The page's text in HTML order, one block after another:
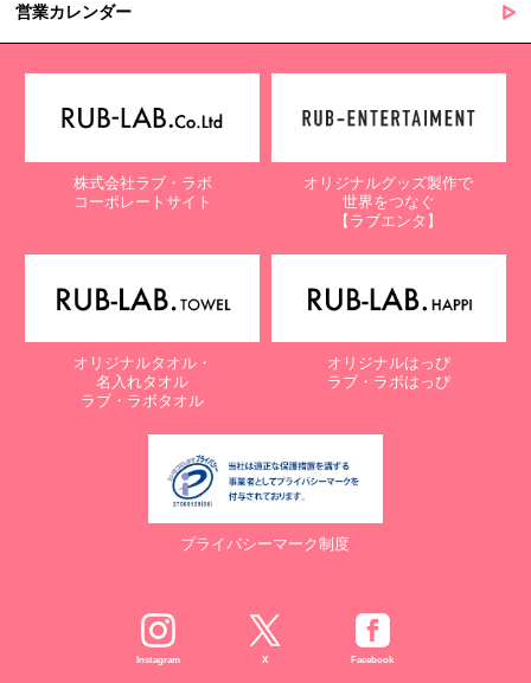
営業カレンダー
株式会社ラブ・ラボ
コーポレートサイト
オリジナルグッズ製作で
世界をつなぐ
【ラブエンタ】
オリジナルタオル・
名入れタオル
ラブ・ラボタオル
オリジナルはっぴ
ラブ・ラボはっぴ
プライバシーマーク制度
Instagram X Facebook